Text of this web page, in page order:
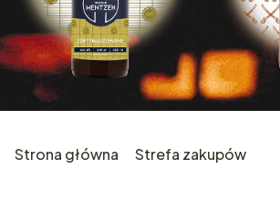
Strona główna Strefa zakupów